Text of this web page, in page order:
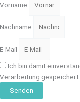
Vorname
Nachname
E-Mail
Ich bin damit
Verarbeitung gespeichert
Senden